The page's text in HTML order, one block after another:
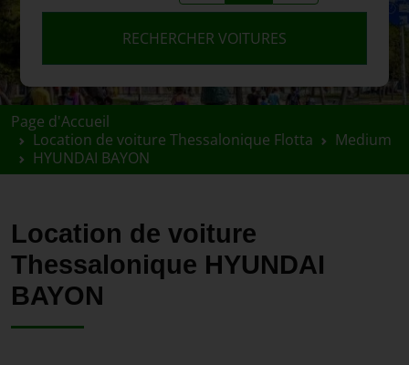
RECHERCHER VOITURES
Page d'Accueil
Location de voiture Thessalonique Flotta
Medium
HYUNDAI BAYON
Location de voiture
Thessalonique HYUNDAI
BAYON